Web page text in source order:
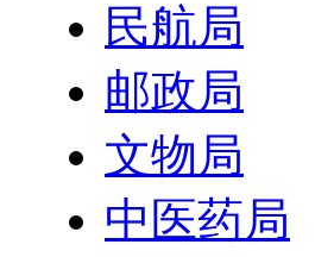
民航局
邮政局
文物局
中医药局